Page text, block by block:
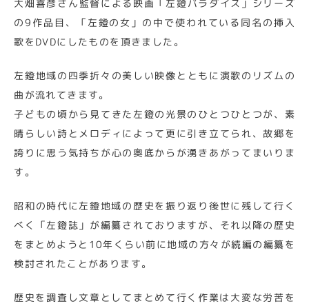
大畑喜彦さん監督による映画「左鐙パラダイス」シリーズ
の9作品目、「左鐙の女」の中で使われている同名の挿入
歌をDVDにしたものを頂きました。
左鐙地域の四季折々の美しい映像とともに演歌のリズムの
曲が流れてきます。
子どもの頃から見てきた左鐙の光景のひとつひとつが、素
晴らしい詩とメロディによって更に引き立てられ、故郷を
誇りに思う気持ちが心の奥底からが湧きあがってまいりま
す。
昭和の時代に左鐙地域の歴史を振り返り後世に残して行く
べく「左鐙誌」が編纂されておりますが、それ以降の歴史
をまとめようと10年くらい前に地域の方々が続編の編纂を
検討されたことがあります。
歴史を調査し文章としてまとめて行く作業は大変な労苦を